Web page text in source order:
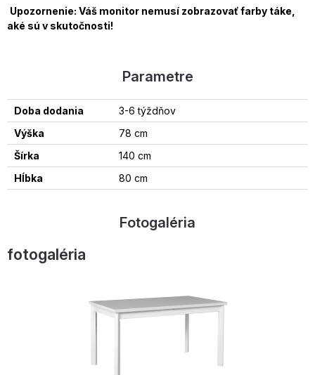
Upozornenie: Váš monitor nemusí zobrazovať farby táke,
aké sú v skutočnosti!
Parametre
Doba dodania
3-6 týždňov
Výška
78 cm
Šírka
140 cm
Hĺbka
80 cm
Fotogaléria
fotogaléria